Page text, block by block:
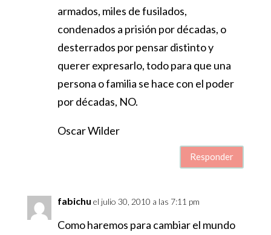
armados, miles de fusilados,
condenados a prisión por décadas, o
desterrados por pensar distinto y
querer expresarlo, todo para que una
persona o familia se hace con el poder
por décadas, NO.
Oscar Wilder
Responder
fabichu el julio 30, 2010 a las 7:11 pm
Como haremos para cambiar el mundo